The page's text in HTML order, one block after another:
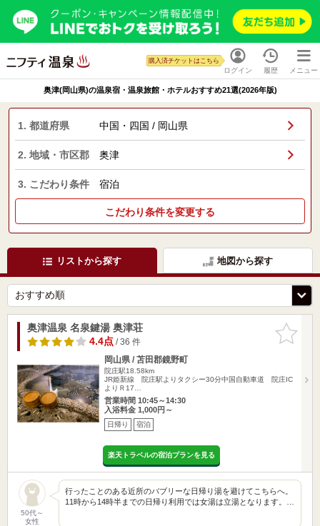
ログイン
購入済チケットはこちら
履歴 メニュー
奥津(岡山県)の温泉宿・温泉旅館・ホテルおすすめ21選(2026年版)
1. 都道府県 中国・四国 / 岡山県
2. 地域・市区郡 奥津
3. こだわり条件 宿泊
こだわり条件を変更する
リストから探す 地図から探す
お気に入
りに追加
奥津温泉 名泉鍵湯 奥津荘
4.4点/ 36 件
岡山県 / 苫田郡鏡野町
院庄駅18.58km
JR姫新線 院庄駅よりタクシー30分中国自動車道 院庄IC
よりＲ17…
営業時間 10:45～14:30
入浴料金 1,000円～
日帰り 宿泊
楽天トラベルの宿泊プランを見る
50代～
女性
行ったことのある近所のバブリーな日帰り湯を避けてこちらへ。
11時から14時半までの日帰り利用では女湯は立湯となります。…